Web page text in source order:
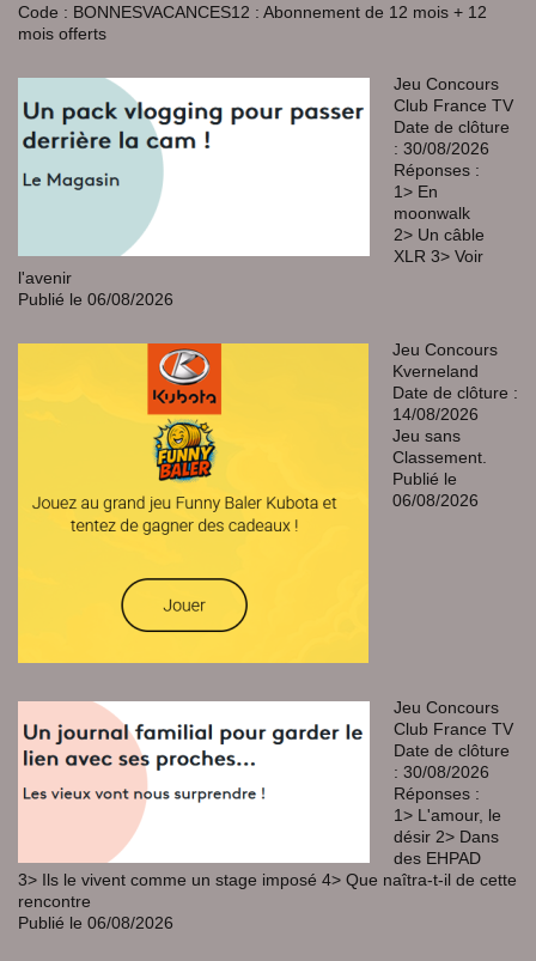
Code : BONNESVACANCES12 : Abonnement de 12 mois + 12
mois offerts
Jeu Concours
Club France TV
Date de clôture
: 30/08/2026
Réponses :
1> En
moonwalk
2> Un câble
XLR 3> Voir
l'avenir
Publié le 06/08/2026
Jeu Concours
Kverneland
Date de clôture :
14/08/2026
Jeu sans
Classement.
Publié le
06/08/2026
Jeu Concours
Club France TV
Date de clôture
: 30/08/2026
Réponses :
1> L'amour, le
désir 2> Dans
des EHPAD
3> Ils le vivent comme un stage imposé 4> Que naîtra-t-il de cette
rencontre
Publié le 06/08/2026